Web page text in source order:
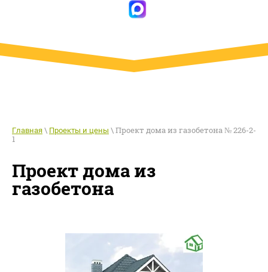
Главная \ Проекты и цены \ Проект дома из газобетона № 226-2-
1
Проект дома из
газобетона